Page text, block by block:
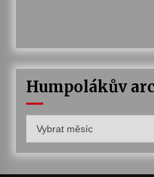
Humpolákův
archiv